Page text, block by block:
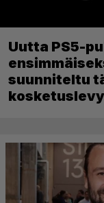
Uutta PS5-
suunniteltu